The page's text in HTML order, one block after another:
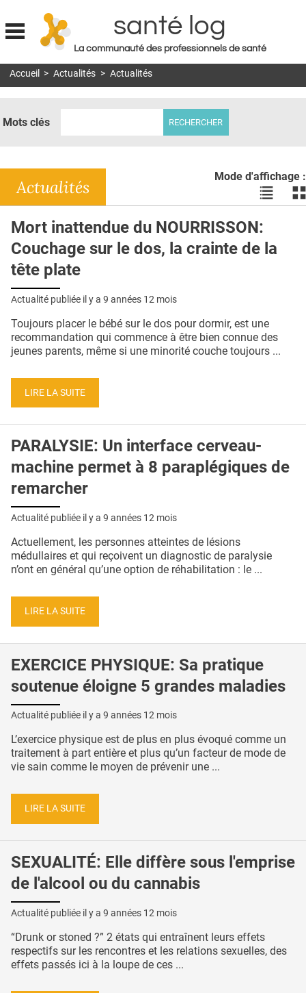
Jump to navigation
santé log
La communauté des professionnels de santé
MON COMPTE
DOSSIERS
RÉSEAUX
E-REVUE SAD
L'APP
PUBLICITÉ
CONTACT
Accueil > Actualités > Actualités
Mots clés
Mode d'affichage :
Voir
les
en
liste
les
Actualités
Mort inattendue du NOURRISSON:
Couchage sur le dos, la crainte de la
tête plate
Actualité publiée il y a 9 années 12 mois
Toujours placer le bébé sur le dos pour dormir, est une
recommandation qui commence à être bien connue des
jeunes parents, même si une minorité couche toujours ...
LIRE LA SUITE
PARALYSIE: Un interface cerveau-
machine permet à 8 paraplégiques de
remarcher
Actualité publiée il y a 9 années 12 mois
Actuellement, les personnes atteintes de lésions
médullaires et qui reçoivent un diagnostic de paralysie
n’ont en général qu’une option de réhabilitation : le ...
LIRE LA SUITE
EXERCICE PHYSIQUE: Sa pratique
soutenue éloigne 5 grandes maladies
Actualité publiée il y a 9 années 12 mois
L’exercice physique est de plus en plus évoqué comme un
traitement à part entière et plus qu’un facteur de mode de
vie sain comme le moyen de prévenir une ...
LIRE LA SUITE
SEXUALITÉ: Elle diffère sous l'emprise
de l'alcool ou du cannabis
Actualité publiée il y a 9 années 12 mois
“Drunk or stoned ?” 2 états qui entraînent leurs effets
respectifs sur les rencontres et les relations sexuelles, des
effets passés ici à la loupe de ces ...